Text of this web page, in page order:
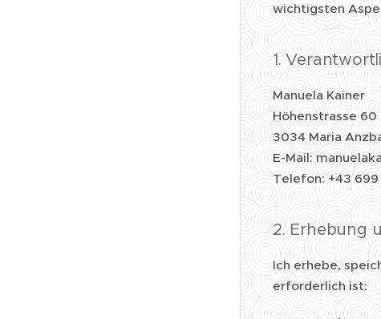
wichtigsten
1.
Manuela Kainer
Höhenstrasse 60
3034 Maria
E-Mail:
Telefon: +43 699
2. Erhebung
Ich erhebe,
erforderlich ist: